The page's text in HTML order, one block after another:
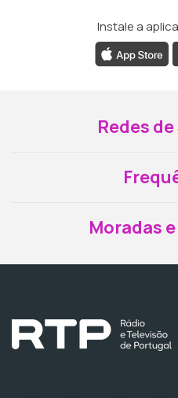
Instale a
Redes
Moradas